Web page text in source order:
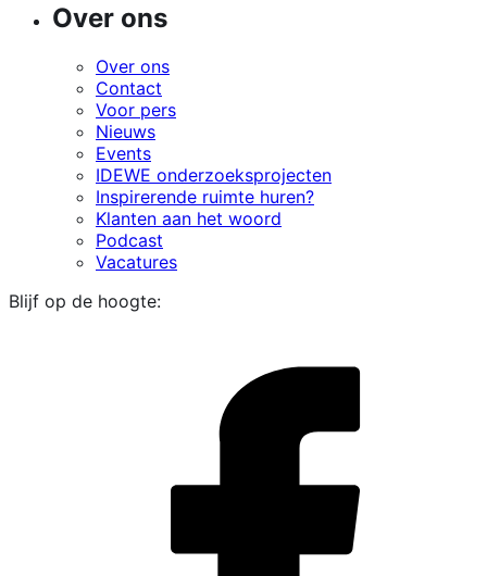
Over ons
Over ons
Contact
Voor pers
Nieuws
Events
IDEWE onderzoeksprojecten
Inspirerende ruimte huren?
Klanten aan het woord
Podcast
Vacatures
Blijf op de hoogte: